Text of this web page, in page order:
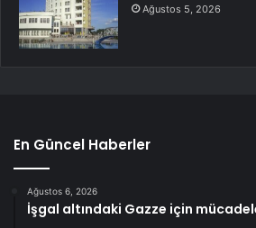
Ağustos 5, 2026
En Güncel Haberler
Ağustos 6, 2026
İşgal altındaki Gazze için